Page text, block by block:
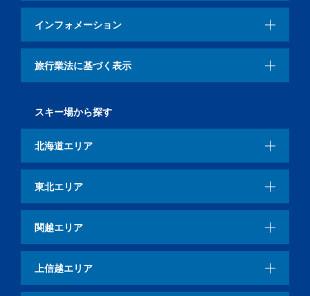
インフォメーション
旅行業法に基づく表示
スキー場から探す
北海道エリア
東北エリア
関越エリア
上信越エリア